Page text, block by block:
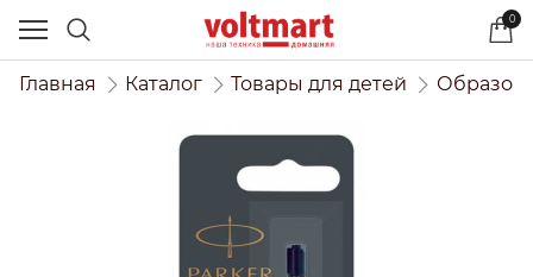
0
Главная Каталог Товары для детей